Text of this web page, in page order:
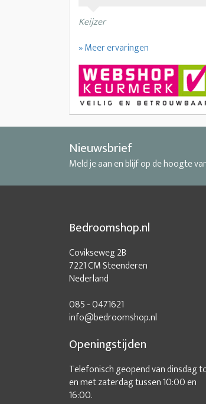
Keijzer
» Meer ervaringen
Nieuwsbrief
Meld je aan en blijf op de hoogte
Bedroomshop.nl
Covikseweg 2B
7221 CM Steenderen
Nederland
085 - 0471621
info@bedroomshop.nl
Openingstijden
Telefonisch geopend van dinsdag
en met zaterdag tussen 10:00 en
16:00.